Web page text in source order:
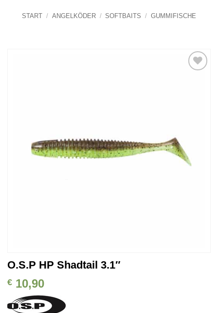
START / ANGELKÖDER / SOFTBAITS / GUMMIFISCHE
O.S.P HP Shadtail 3.1″
€ 10,90